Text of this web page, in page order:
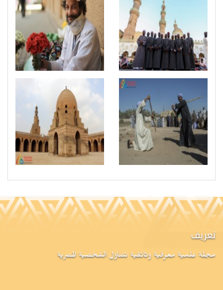
تعريف
مجلة علمية معرفية وثائقية تتناول الشخصية المصرية